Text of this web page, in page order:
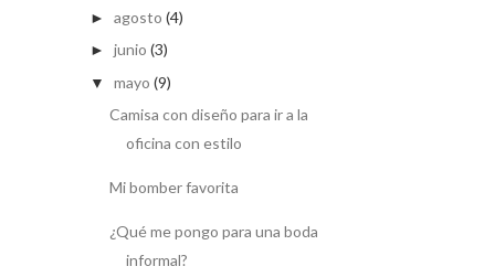
► agosto (4)
► junio (3)
▼ mayo (9)
Camisa con diseño para ir a la
oficina con estilo
Mi bomber favorita
¿Qué me pongo para una boda
informal?